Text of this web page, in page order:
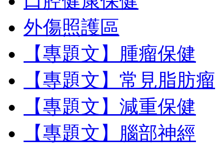
外傷照護區
【專題文】腫瘤保健
【專題文】常見脂肪瘤
【專題文】減重保健
【專題文】腦部神經